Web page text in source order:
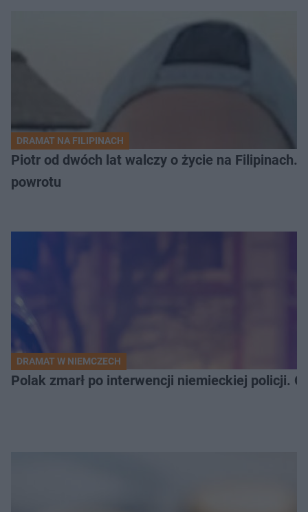
DRAMAT NA FILIPINACH
Piotr od dwóch lat walczy o życie na Filipinach.
powrotu
DRAMAT W NIEMCZECH
Polak zmarł po interwencji niemieckiej policji.